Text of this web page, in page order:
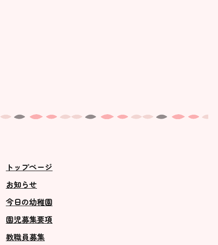
トップページ
お知らせ
今日の幼稚園
園児募集要項
教職員募集